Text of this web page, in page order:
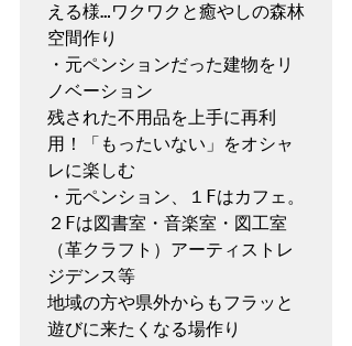
える様…ワクワクと癒やしの森林
空間作り
・元ペンションだった建物をリ
ノベーション
残された不用品を上手に再利
用！「もったいない」をオシャ
レに楽しむ
・元ペンション、１Fはカフェ。
２Fは図書室・音楽室・図工室
（革クラフト）アーティストレ
ジデンス等
地域の方や県外からもフラッと
遊びに来たくなる場作り